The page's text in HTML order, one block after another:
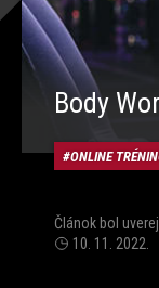
Body
ONLINE
Článok bol
10. 11. 2022